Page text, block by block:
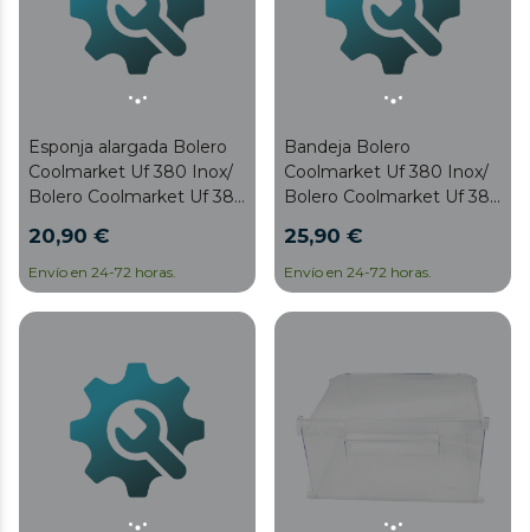
Esponja alargada Bolero
Coolmarket Uf 380 Inox/
Bolero Coolmarket Uf 380
20,90 €
Envío en 24-72 horas.
Bandeja Bolero
Coolmarket Uf 380 Inox/
Bolero Coolmarket Uf 380
25,90 €
Envío en 24-72 horas.